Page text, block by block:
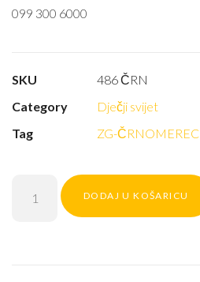
099 300 6000
SKU
486 ČRN
Category
Dječji svijet
Tag
ZG-ČRNOMEREC
DODAJ U KOŠARICU